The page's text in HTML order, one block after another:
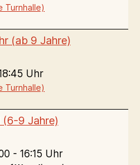
Turnhalle)
(ab 9 Jahre)
Uhr
Turnhalle)
(6-9 Jahre)
- 16:15 Uhr